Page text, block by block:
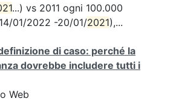
...) vs 2011 ogni 100.000
01/2022 -20/01/2021),...
di caso: perché la
dovrebbe includere tutti i
Web